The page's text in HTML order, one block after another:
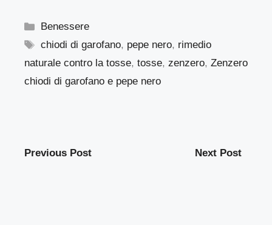
Categorie
Benessere
Tag
chiodi di garofano, pepe nero, rimedio
naturale contro la tosse, tosse, zenzero, Zenzero
chiodi di garofano e pepe nero
Previous Post Next Post